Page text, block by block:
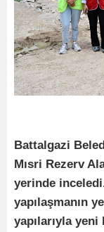
Battalgazi
Mısri Rezerv
yerinde
yapılaşmanın
yapılarıyla